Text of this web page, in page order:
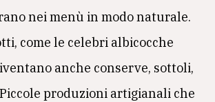
nei menù in modo naturale.
come le celebri albicocche
anche conserve, sottoli,
produzioni artigianali che